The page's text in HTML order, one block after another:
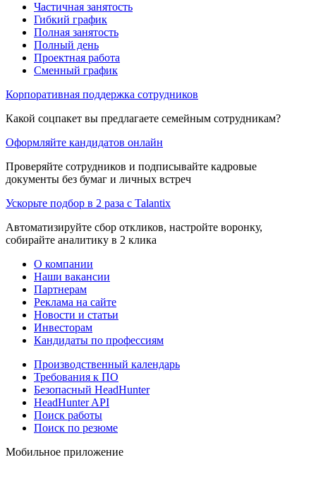
Частичная занятость
Гибкий график
Полная занятость
Полный день
Проектная работа
Сменный график
Корпоративная поддержка сотрудников
Какой соцпакет вы предлагаете семейным сотрудникам?
Оформляйте кандидатов онлайн
Проверяйте сотрудников и подписывайте кадровые
документы без бумаг и личных встреч
Ускорьте подбор в 2 раза с Talantix
Автоматизируйте сбор откликов, настройте воронку,
собирайте аналитику в 2 клика
О компании
Наши вакансии
Партнерам
Реклама на сайте
Новости и статьи
Инвесторам
Кандидаты по профессиям
Производственный календарь
Требования к ПО
Безопасный HeadHunter
HeadHunter API
Поиск работы
Поиск по резюме
Мобильное приложение